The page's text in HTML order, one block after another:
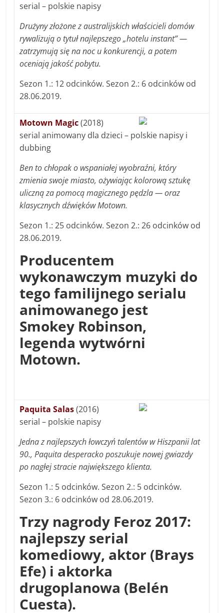
serial – polskie napisy
Drużyny złożone z australijskich właścicieli domów
rywalizują o tytuł najlepszego „hotelu instant” —
zatrzymują się na noc u konkurencji, a potem
oceniają jakość pobytu.
Sezon 1.: 12 odcinków. Sezon 2.: 6 odcinków od
28.06.2019.
Motown Magic(2018)
serial animowany dla dzieci – polskie napisy i
dubbing
Ben to chłopak o wspaniałej wyobraźni, który
zmienia swoje miasto, ożywiając kolorową sztukę
uliczną za pomocą magicznego pędzla — oraz
klasycznych dźwięków Motown.
Sezon 1.: 25 odcinków. Sezon 2.: 26 odcinków od
28.06.2019.
Producentem
wykonawczym muzyki do
tego familijnego serialu
animowanego jest
Smokey Robinson,
legenda wytwórni
Motown.
Paquita Salas(2016)
serial – polskie napisy
Jedna z najlepszych łowczyń talentów w Hiszpanii lat
90., Paquita desperacko poszukuje nowej gwiazdy
po nagłej stracie największego klienta.
Sezon 1.: 5 odcinków. Sezon 2.: 5 odcinków.
Sezon 3.: 6 odcinków od 28.06.2019.
Trzy nagrody Feroz 2017:
najlepszy serial
komediowy, aktor (Brays
Efe) i aktorka
drugoplanowa (Belén
Cuesta).